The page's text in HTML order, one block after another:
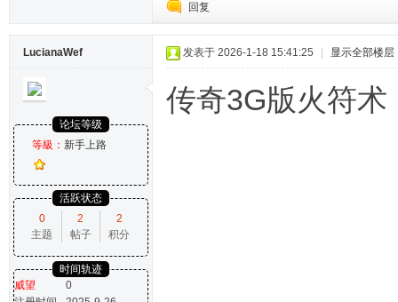
回复
LucianaWef
论坛等级
等級： 新手上路
活跃状态
0
主题
2
帖子
2
积分
时间轨迹
威望
0
发表于 2026-1-18 15:41:25 显示全部楼层
传奇3G版火符